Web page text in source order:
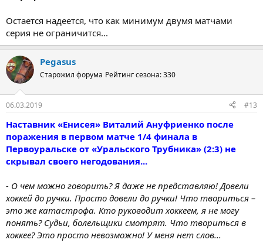
Остается надеется, что как минимум двумя матчами
серия не ограничится...
Pegasus
Старожил форума Рейтинг сезона: 330
06.03.2019 #13
Наставник «Енисея» Виталий Ануфриенко после
поражения в первом матче 1/4 финала в
Первоуральске от «Уральского Трубника» (2:3) не
скрывал своего негодования...
- О чем можно говорить? Я даже не представляю! Довели
хоккей до ручки. Просто довели до ручки! Что твориться –
это же катастрофа. Кто руководит хоккеем, я не могу
понять? Судьи, болельщики смотрят. Что твориться в
хоккее? Это просто невозможно! У меня нет слов...